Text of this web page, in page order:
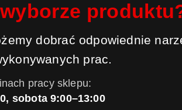
dobrać odpowiednie
prac.
pracy sklepu:
sobota 9:00–13:00